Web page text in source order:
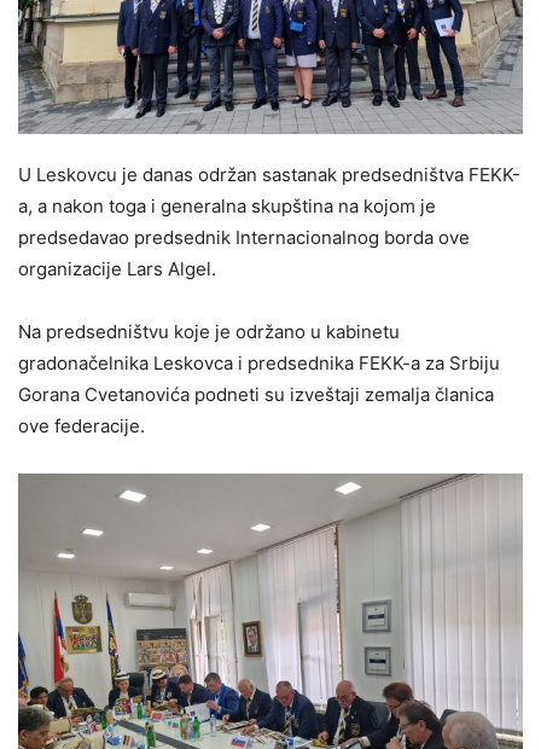
U Leskovcu je danas održan sastanak predsedništva FEKK-
a, a nakon toga i generalna skupština na kojom je
predsedavao predsednik Internacionalnog borda ove
organizacije Lars Algel.
Na predsedništvu koje je održano u kabinetu
gradonačelnika Leskovca i predsednika FEKK-a za Srbiju
Gorana Cvetanovića podneti su izveštaji zemalja članica
ove federacije.